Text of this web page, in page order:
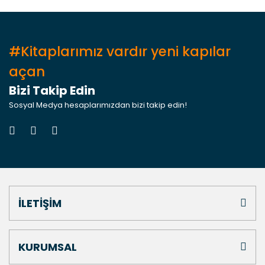
#Kitaplarımız vardır yeni kapılar
açan
Bizi Takip Edin
Sosyal Medya hesaplarımızdan bizi takip edin!
İLETİŞİM
KURUMSAL